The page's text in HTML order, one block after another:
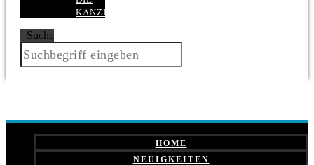
KANZLEI
Suche
HOME
NEUIGKEITEN